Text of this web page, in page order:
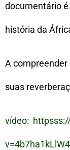
documentário
história da
A
suas
vídeo:
v=4b7ha1kLlW4